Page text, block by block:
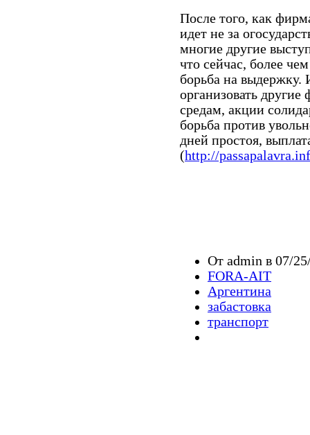
После того, как
идет не за
многие другие
что сейчас, более
борьба на выдержку.
организовать
средам, акции
борьба против
дней простоя,
(http://
От admin в 07/
FORA-AIT
Аргентина
забастовка
транспорт